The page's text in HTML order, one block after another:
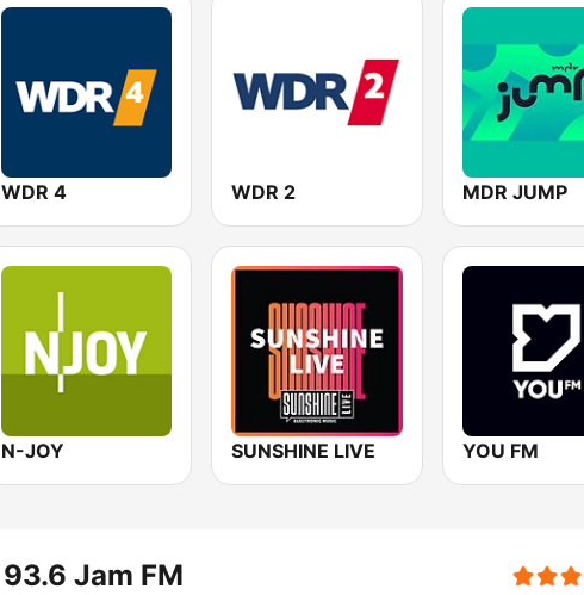
WDR 4 WDR 2 MDR JUMP
N-JOY SUNSHINE LIVE YOU FM
93.6 Jam FM